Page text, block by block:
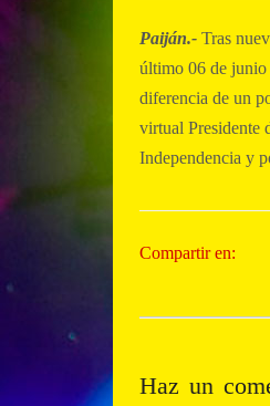
Paiján.- Tras
último 06 de junio
diferencia de un
virtual Presidente
Independencia y
Compartir en:
Haz un